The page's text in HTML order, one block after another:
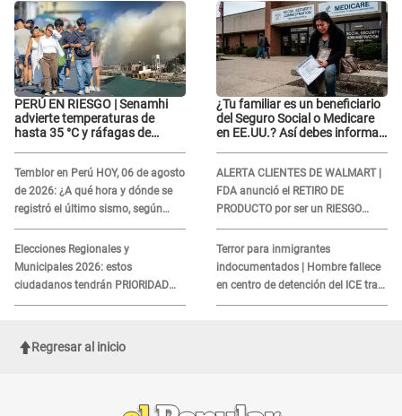
PERÚ EN RIESGO | Senamhi
advierte temperaturas de
hasta 35 °C y ráfagas de
Temblor en Perú HOY, 06 de agosto
de 2026: ¿A qué hora y dónde se
registró el último sismo, según
IGP?
Elecciones Regionales y
Municipales 2026: estos
ciudadanos tendrán PRIORIDAD
para votar el 4 de octubre
¿Tu familiar es un beneficiario
del Seguro Social o Medicare
en EE.UU.? Así debes informar
ALERTA CLIENTES DE WALMART |
FDA anunció el RETIRO DE
PRODUCTO por ser un RIESGO
MORTAL para consumidores: ¿Cuál
es?
Terror para inmigrantes
indocumentados | Hombre fallece
en centro de detención del ICE tras
sufrir una "emergencia médica"
Regresar al inicio